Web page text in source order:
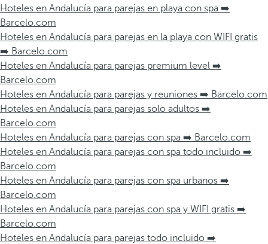
Hoteles en Andalucía para parejas en playa con spa ➡️
Barcelo.com
Hoteles en Andalucía para parejas en la playa con WIFI gratis
➡️ Barcelo.com
Hoteles en Andalucía para parejas premium level ➡️
Barcelo.com
Hoteles en Andalucía para parejas y reuniones ➡️ Barcelo.com
Hoteles en Andalucía para parejas solo adultos ➡️
Barcelo.com
Hoteles en Andalucía para parejas con spa ➡️ Barcelo.com
Hoteles en Andalucía para parejas con spa todo incluido ➡️
Barcelo.com
Hoteles en Andalucía para parejas con spa urbanos ➡️
Barcelo.com
Hoteles en Andalucía para parejas con spa y WIFI gratis ➡️
Barcelo.com
Hoteles en Andalucía para parejas todo incluido ➡️